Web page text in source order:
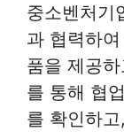
중소벤처기
과 협력하
품을 제공
를 통해 협
를 확인하